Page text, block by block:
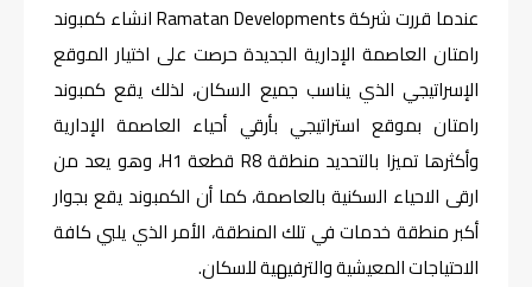
عندما قررت شركة Ramatan Developments انشاء كمبوند
رامتان العاصمة الإدارية الجديدة حرصت على اختيار الموقع
الإسراتيجي الذي يناسب جميع السكان، لذلك يقع كمبوند
رامتان بموقع استراتيجي بأرقي أحياء العاصمة الإدارية
وأكثرها تميزا بالتحديد منطقة R8 قطعة H1، وهو يعد من
ارقى الاحياء السكنية بالعاصمة، كما أن الكمبوند يقع بجوار
أكبر منطقة خدمات في تلك المنطقة، الأمر الذي يلبي كافة
الاحتياجات المعيشية والترفيهية للسكان.